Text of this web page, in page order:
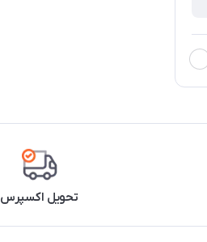
تحویل اکسپرس